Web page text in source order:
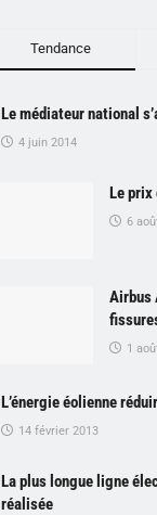
Tendance
Le médiateur national
4 juin 2014
Le prix
6
Airbus
1
L’énergie éolienne
14 février 2013
La plus longue ligne
réalisée